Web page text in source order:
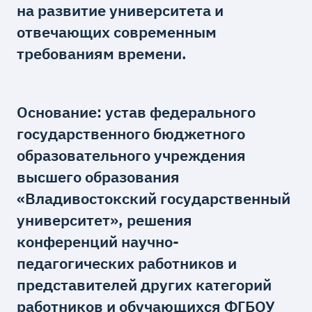
на развитие университета и
отвечающих современным
требованиям времени.
Основание: устав федерального
государственного бюджетного
образовательного учреждения
высшего образования
«Владивостокский государственный
университет», решения
конференций научно-
педагогических работников и
представителей других категорий
работников и обучающихся ФГБОУ